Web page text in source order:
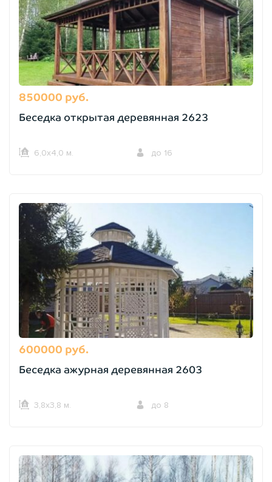
850000 руб.
Беседка открытая деревянная 2623
6,0х4,0 м. до 16
600000 руб.
Беседка ажурная деревянная 2603
3,8х3,8 м. до 8